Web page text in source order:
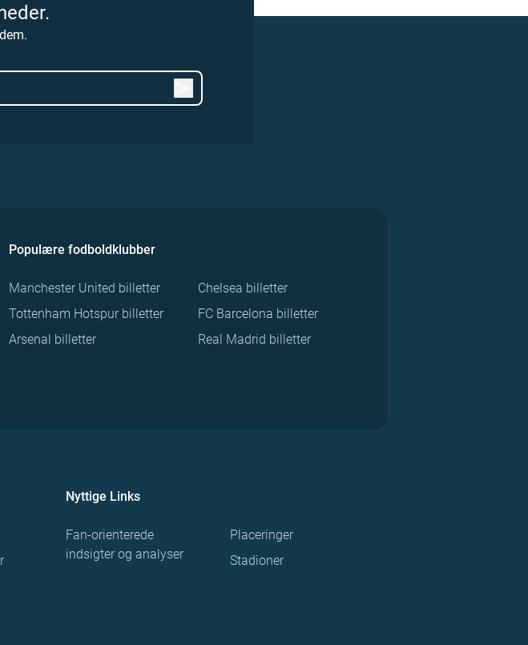
Populære fodboldklubber
Manchester United billetter
Tottenham Hotspur billetter
Arsenal billetter
Chelsea billetter
FC Barcelona billetter
Real Madrid billetter
Nyttige Links
Fan-orienterede
indsigter og analyser
Placeringer
Stadioner